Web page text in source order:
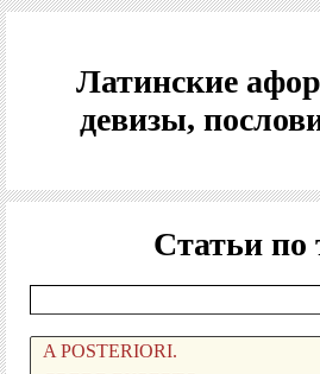
Латинские
девизы,
Статьи